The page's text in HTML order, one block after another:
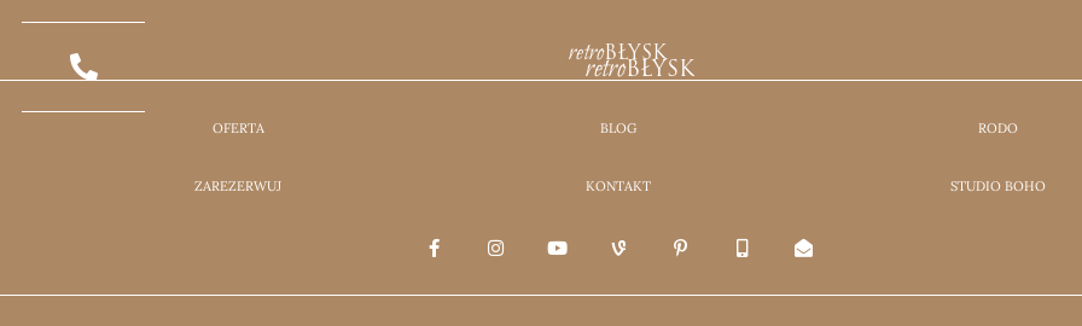
retroBŁYSK
retroBŁYSK
OFERTA BLOG RODO
ZAREZERWUJ KONTAKT STUDIO BOHO